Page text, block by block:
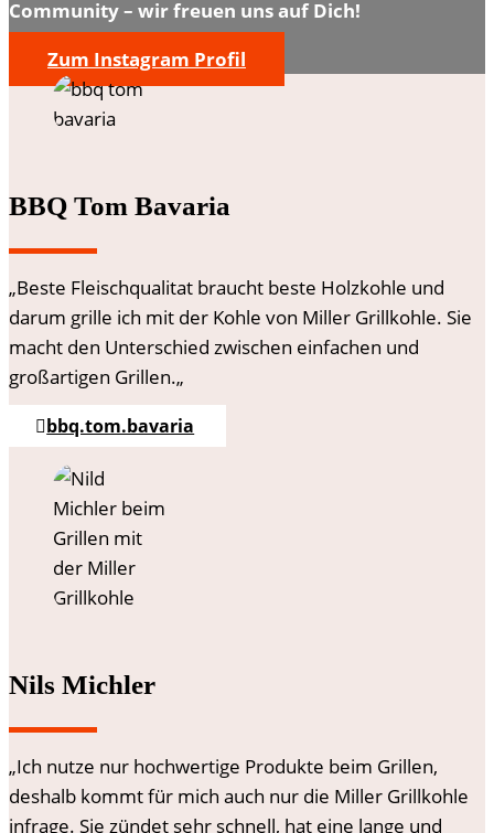
Community– wir freuen uns auf Dich!
Zum Instagram Profil
BBQ Tom Bavaria
„Beste Fleischqualitat braucht beste Holzkohle und
darum grille ich mit der Kohle von Miller Grillkohle. Sie
macht den Unterschied zwischen einfachen und
großartigen Grillen.„
bbq.tom.bavaria
Nils Michler
„Ich nutze nur hochwertige Produkte beim Grillen,
deshalb kommt für mich auch nur die Miller Grillkohle
infrage. Sie zündet sehr schnell, hat eine lange und